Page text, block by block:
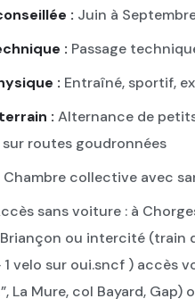
: Juin à
: Passage
: Entraîné, sportif,
: Alternance de
sur routes goudronnées
Chambre collective avec
sans voiture : à
ou intercité (train
velo sur oui.sncf ) accès
La Mure, col Bayard, Gap)